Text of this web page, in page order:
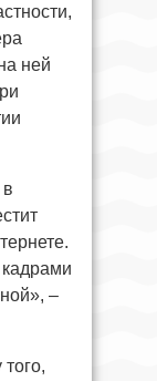
ней
в
–
того,